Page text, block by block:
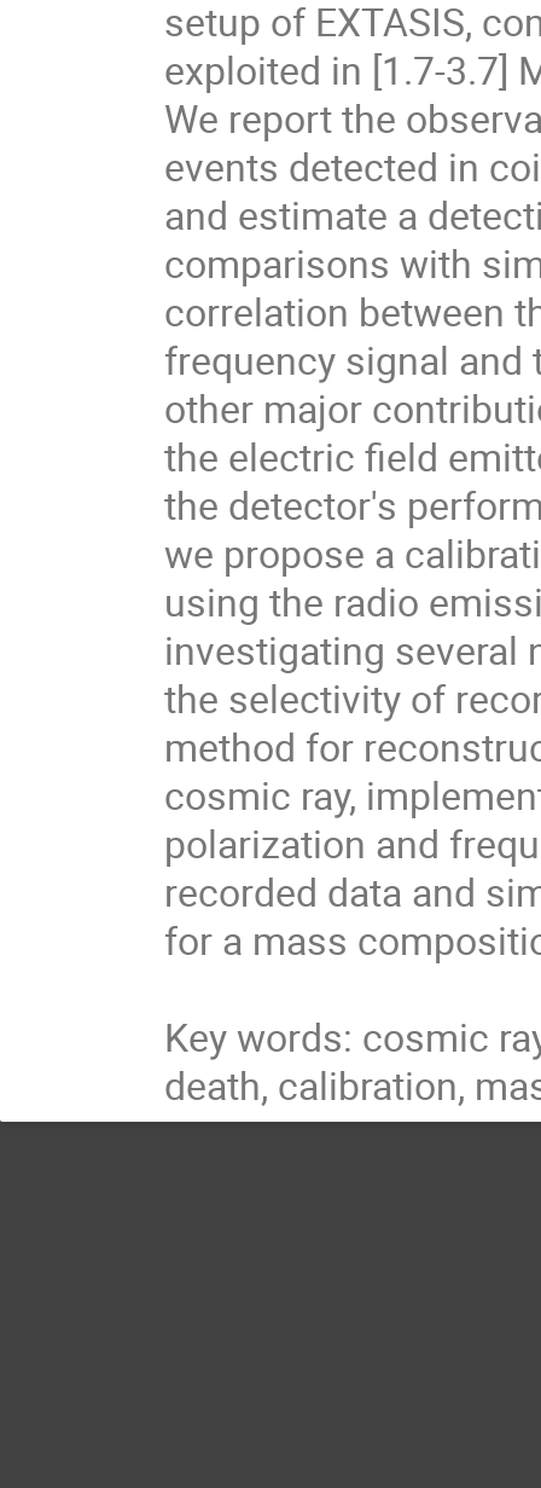
setup of EXTASIS,
exploited in [1.7-3.7]
We report the
events detected in
and estimate a
comparisons with
correlation between
frequency signal
other major
the electric field
the detector's
we propose a
using the radio
investigating several
the selectivity of
method for
cosmic ray,
polarization and
recorded data and
for a mass
Key words: cosmic
death, calibration,